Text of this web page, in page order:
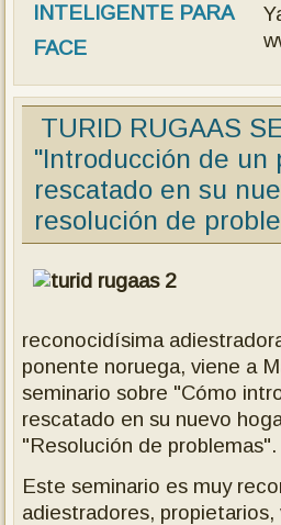
TURID RUGAAS
"Introducción de un
rescatado en su
resolución de
reconocidísima
ponente noruega, viene a
seminario sobre "Cómo
rescatado en su nuevo
"Resolución de problemas".
Este seminario es muy
adiestradores, propietarios,